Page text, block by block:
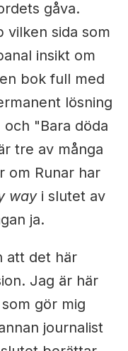
gåva.
vilken sida som
insikt om
bok full med
lösning
"Bara döda
tre av många
om Runar har
wayi slutet av
ja.
att det här
Jag är här
gör mig
journalist